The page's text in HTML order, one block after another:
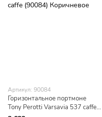
Артикул: 90084
Горизонтальное портмоне
Tony Perotti Varsavia 537 caffe